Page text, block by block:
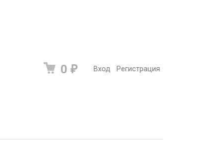
Вход Регистрация
0 ₽